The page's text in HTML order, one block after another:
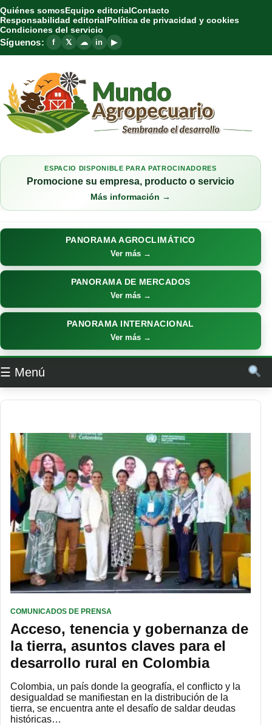
Quiénes somosEquipo editorialContacto
Responsabilidad editorialPolítica de privacidad y cookies
Condiciones del servicio
Síguenos: f 𝕏 ☁ in ▶
ESPACIO DISPONIBLE PARA PATROCINADORES
Promocione su empresa, producto o servicio
Más información →
PANORAMA AGROCLIMÁTICO
Ver más →
PANORAMA DE MERCADOS
Ver más →
PANORAMA INTERNACIONAL
Ver más →
☰ Menú
COMUNICADOS DE PRENSA
Acceso, tenencia y gobernanza de
la tierra, asuntos claves para el
desarrollo rural en Colombia
Colombia, un país donde la geografía, el conflicto y la
desigualdad se manifiestan en la distribución de la
tierra, se encuentra ante el desafío de saldar deudas
históricas…